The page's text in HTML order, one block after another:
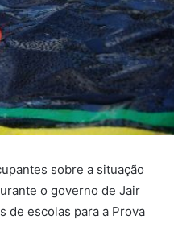
sobre a situação
o governo de Jair
de escolas para a Prova